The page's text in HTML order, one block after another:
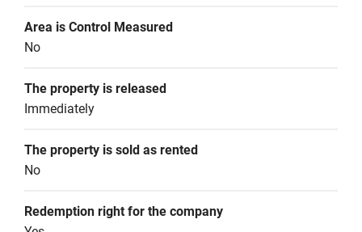
Area is Control Measured
No
The property is released
Immediately
The property is sold as rented
No
Redemption right for the company